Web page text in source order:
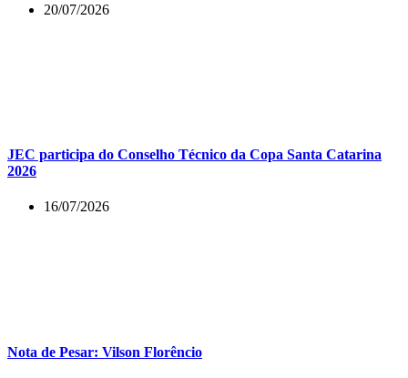
20/07/2026
JEC participa do Conselho Técnico da Copa Santa Catarina
2026
16/07/2026
Nota de Pesar: Vilson Florêncio